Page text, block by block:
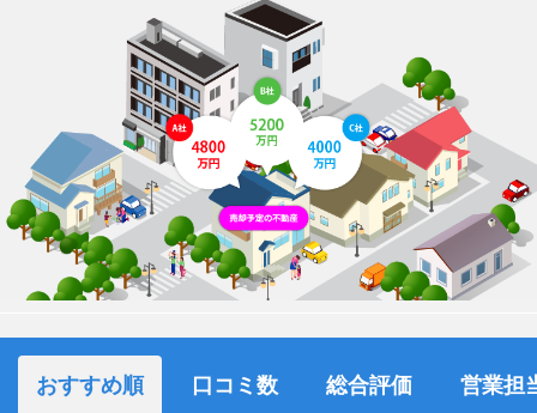
おすすめ順 口コミ数 総合評価 営業担